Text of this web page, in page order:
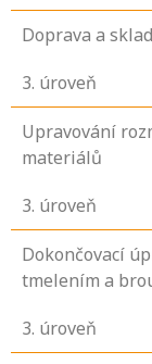
Doprava a
3. úroveň
Upravování
materiálů
3. úroveň
Dokončovací
tmelením a
3. úroveň